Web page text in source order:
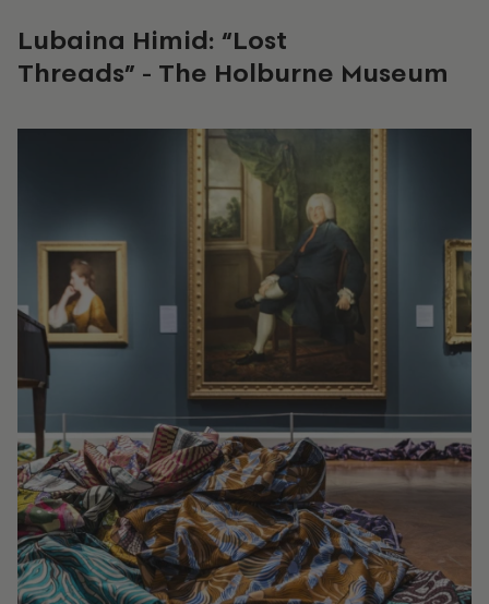
Lubaina Himid: “Lost
Threads” - The Holburne Museum